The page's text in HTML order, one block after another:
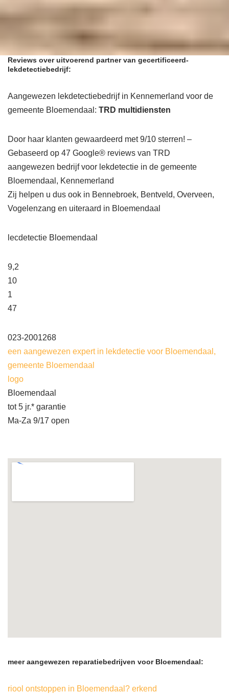
Reviews over uitvoerend partner van gecertificeerd-
lekdetectiebedrijf:
Aangewezen lekdetectiebedrijf in Kennemerland voor de
gemeente Bloemendaal: TRD multidiensten
Door haar klanten gewaardeerd met 9/10 sterren! –
Gebaseerd op 47 Google® reviews van TRD
aangewezen bedrijf voor lekdetectie in de gemeente
Bloemendaal, Kennemerland
Zij helpen u dus ook in Bennebroek, Bentveld, Overveen,
Vogelenzang en uiteraard in Bloemendaal
lecdetectie Bloemendaal
9,2
10
1
47
023-2001268
een aangewezen expert in lekdetectie voor Bloemendaal,
gemeente Bloemendaal
logo
Bloemendaal
tot 5 jr.* garantie
Ma-Za 9/17 open
meer aangewezen reparatiebedrijven voor Bloemendaal:
riool ontstoppen in Bloemendaal? erkend